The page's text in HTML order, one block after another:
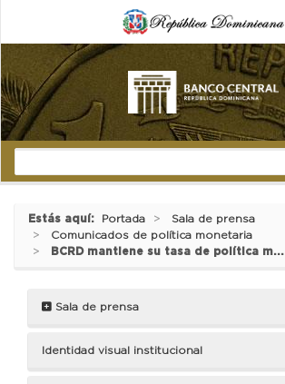
Estás aquí: Portada
Sala de prensa
Comunicados de política monetaria
BCRD mantiene su tasa de política m...
Sala de prensa
Identidad visual institucional